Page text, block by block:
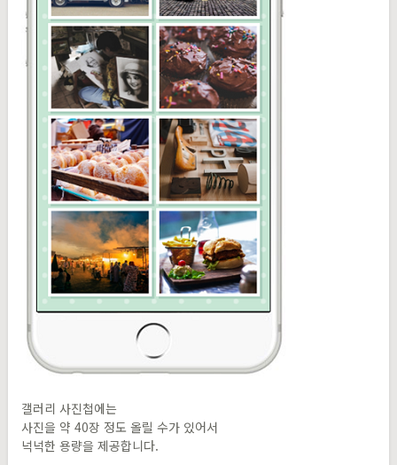
갤러리 사진첩에는
사진을 약 40장 정도 올릴 수가 있어서
넉넉한 용량을 제공합니다.